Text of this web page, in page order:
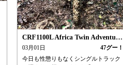
CRF1100L Africa Twin Adventure Sports/ES
03月01日 47グー！
今日も性懲りもなくシングルトラック